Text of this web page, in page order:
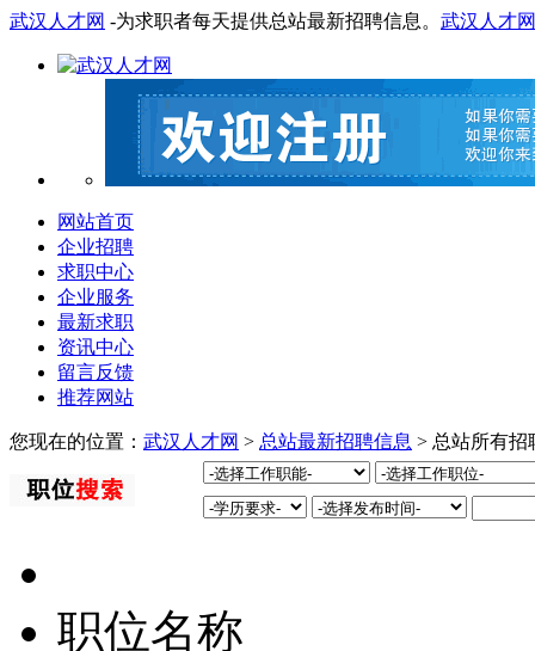
武汉人才网 -为求职者每天提供总站最新招聘信息。 武汉人才网
网站首页
企业招聘
求职中心
企业服务
最新求职
资讯中心
留言反馈
推荐网站
您现在的位置： 武汉人才网 > 总站最新招聘信息 > 总站所有招
职位名称